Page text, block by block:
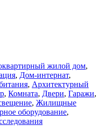
жилой дом,
, Дом-интернат,
, Архитектурный
, Комната, Двери, Гаражи,
, Жилищные
оборудование,